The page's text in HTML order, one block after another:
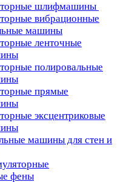
шлифмашины
вибрационные
машины
ленточные
полировальные
прямые
эксцентриковые
машины для стен и
фены